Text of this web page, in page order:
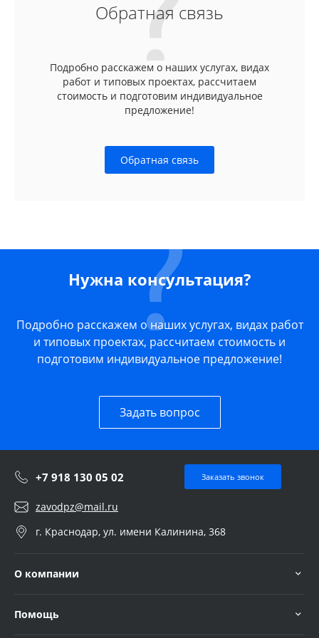
Обратная связь
Подробно расскажем о наших услугах, видах
работ и типовых проектах, рассчитаем
стоимость и подготовим индивидуальное
предложение!
Обратная связь
Нужна консультация?
Подробно расскажем о наших услугах, видах работ
и типовых проектах, рассчитаем стоимость и
подготовим индивидуальное предложение!
Задать вопрос
+7 918 130 05 02 Заказать звонок
zavodpz@mail.ru
г. Краснодар, ул. имени Калинина, 368
О компании
Помощь